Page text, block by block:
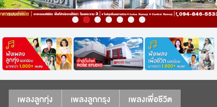
เพลงลูกทุ่ง เพลงลูกกรุง
เพลงเพื่อชีวิต